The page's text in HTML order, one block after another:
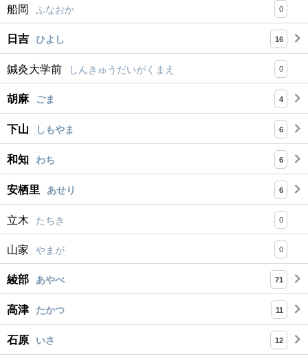
船岡 ふなおか 0
日吉 ひよし 16
鍼灸大学前 しんきゅうだいがくまえ 0
胡麻 ごま 4
下山 しもやま 6
和知 わち 6
安栖里 あせり 6
立木 たちき 0
山家 やまが 0
綾部 あやべ 71
高津 たかつ 11
石原 いさ 12